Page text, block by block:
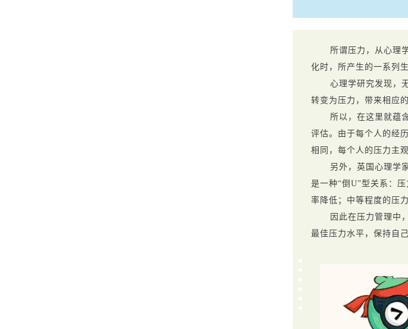
所谓压力，从心理
化时，所产生的一系列
心理学研究发现，
转变为压力，带来相应的
所以，在这里就蕴
评估。由于每个人的经
相同，每个人的压力主
另外，英国心理学
是一种“倒U”型关系：
率降低；中等程度的压
因此在压力管理中
最佳压力水平，保持自